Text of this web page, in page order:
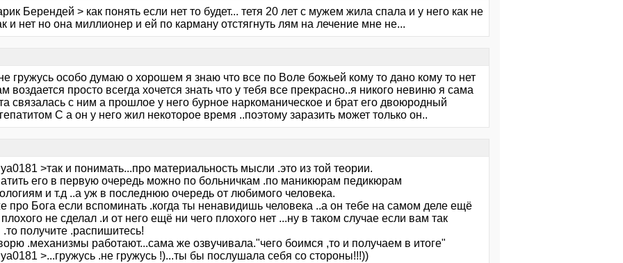
Берендей > как понять если нет то будет... тетя 20 лет с мужем жила спала и у него как не
и нет но она миллионер и ей по карману отстягнуть лям на лечение мне не...
гружусь особо думаю о хорошем я знаю что все по Воле божьей кому то дано кому то нет
воздается просто всегда хочется знать что у тебя все прекрасно..я никого невиню я сама
связалась с ним а прошлое у него бурное наркоманическое и брат его двоюродный
С а он у него жил некоторое время ..поэтому заразить может только он..
>так и понимать...про материальность мысли .это из той теории.
его в первую очередь можно по больничкам .по маникюрам педикюрам
и т.д ..а уж в последнюю очередь от любимого человека.
про Бога если вспоминать .когда ты ненавидишь человека ..а он тебе на самом деле ещё
не сделал .и от него ещё ни чего плохого нет ...ну в таком случае если вам так
.то получите .распишитесь!
.механизмы работают...сама же озвучивала."чего боимся ,то и получаем в итоге"
>...гружусь .не гружусь !)...ты бы послушала себя со стороны!!!))